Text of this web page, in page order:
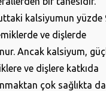
kalsiyumun yüzde
ve dişlerde
Ancak kalsiyum,
ve dişlere katkıda
çok sağlıkta